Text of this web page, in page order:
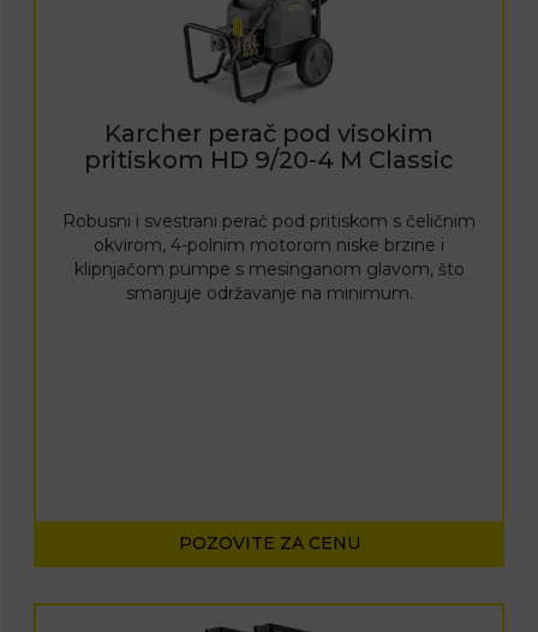
Karcher perač pod visokim
pritiskom HD 9/20-4 M Classic
Robusni i svestrani perač pod pritiskom s čeličnim
okvirom, 4-polnim motorom niske brzine i
klipnjačom pumpe s mesinganom glavom, što
smanjuje održavanje na minimum.
POZOVITE ZA CENU